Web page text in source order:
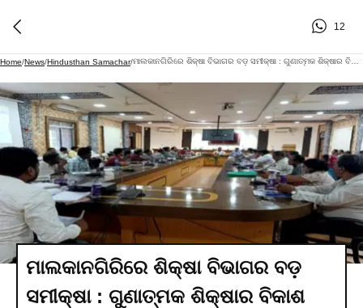
12
Home/News/Hindusthan Samachar/
ମାଲକାନଗିରିରେ ଶିକ୍ଷା ବିଭାଗର ବଡ଼
ସମୀକ୍ଷା : ଗୁଣାତ୍ମକ ଶିକ୍ଷାର ବିକାଶ